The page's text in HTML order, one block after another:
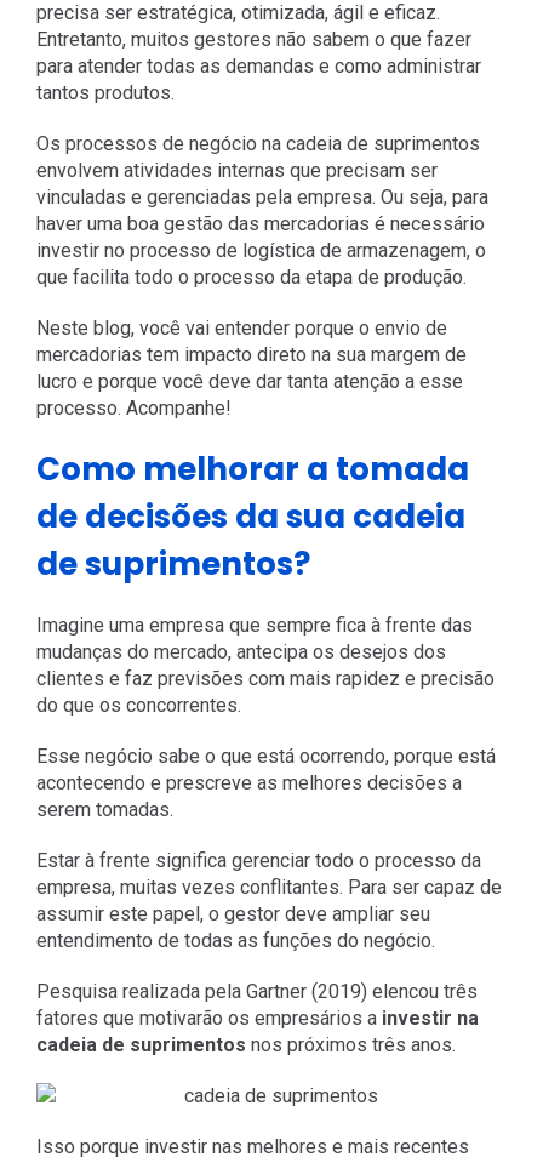
precisa ser estratégica, otimizada, ágil e eficaz.
Entretanto, muitos gestores não sabem o que fazer
para atender todas as demandas e como administrar
tantos produtos.
Os processos de negócio na cadeia de suprimentos
envolvem atividades internas que precisam ser
vinculadas e gerenciadas pela empresa. Ou seja, para
haver uma boa gestão das mercadorias é necessário
investir no processo de logística de armazenagem, o
que facilita todo o processo da etapa de produção.
Neste blog, você vai entender porque o envio de
mercadorias tem impacto direto na sua margem de
lucro e porque você deve dar tanta atenção a esse
processo. Acompanhe!
Como melhorar a tomada
de decisões da sua cadeia
de suprimentos?
Imagine uma empresa que sempre fica à frente das
mudanças do mercado, antecipa os desejos dos
clientes e faz previsões com mais rapidez e precisão
do que os concorrentes.
Esse negócio sabe o que está ocorrendo, porque está
acontecendo e prescreve as melhores decisões a
serem tomadas.
Estar à frente significa gerenciar todo o processo da
empresa, muitas vezes conflitantes. Para ser capaz de
assumir este papel, o gestor deve ampliar seu
entendimento de todas as funções do negócio.
Pesquisa realizada pela Gartner (2019) elencou três
fatores que motivarão os empresários a investir na
cadeia de suprimentos nos próximos três anos.
Isso porque investir nas melhores e mais recentes